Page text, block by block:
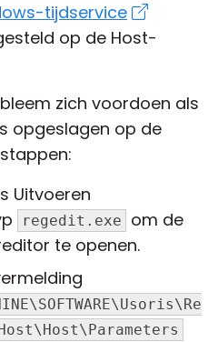
tijdservice
op de Host-
zich voordoen als
opgeslagen op de
Uitvoeren
regedit.exe
om de
te openen.